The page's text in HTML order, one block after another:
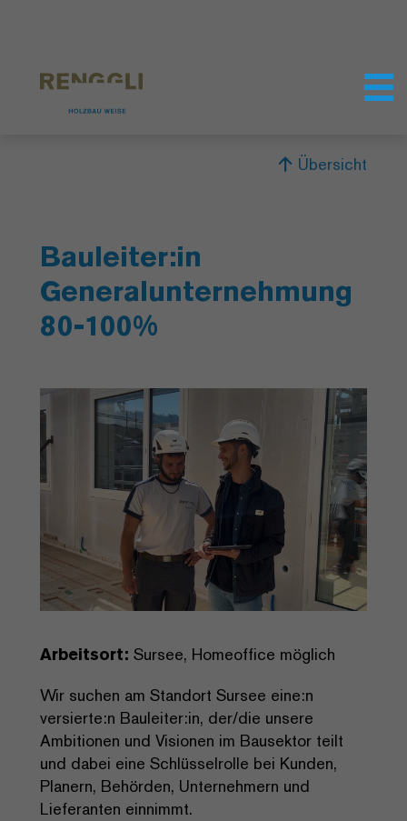
Übersicht
Bauleiter:in
Generalunternehmung
80-100%
Arbeitsort: Sursee, Homeoffice möglich
Wir suchen am Standort Sursee eine:n
versierte:n Bauleiter:in, der/die unsere
Ambitionen und Visionen im Bausektor teilt
und dabei eine Schlüsselrolle bei Kunden,
Planern, Behörden, Unternehmern und
Lieferanten einnimmt.